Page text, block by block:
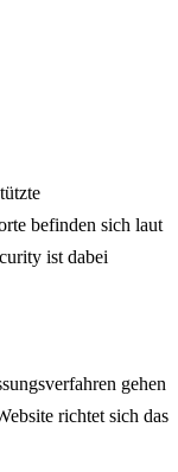
befinden sich laut
ist dabei
gehen
richtet sich das